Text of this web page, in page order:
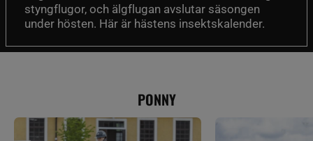
styngflugor, och älgflugan avslutar säsongen
under hösten. Här är hästens insektskalender.
PONNY